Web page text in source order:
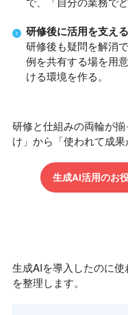
研修後に活用を支え
研修後も疑問を解消
例を共有する場を用
ける環境を作る。
研修と仕組みの両輪が
け」から「使われて成果
生成AI活用のお
生成AIを導入したのに
を整理します。